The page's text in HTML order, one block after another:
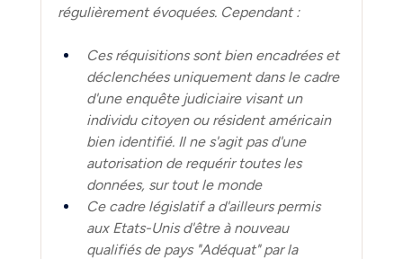
régulièrement évoquées. Cependant :
Ces réquisitions sont bien encadrées et
déclenchées uniquement dans le cadre
d'une enquête judiciaire visant un
individu citoyen ou résident américain
bien identifié. Il ne s'agit pas d'une
autorisation de requérir toutes les
données, sur tout le monde
Ce cadre législatif a d'ailleurs permis
aux Etats-Unis d'être à nouveau
qualifiés de pays "Adéquat" par la